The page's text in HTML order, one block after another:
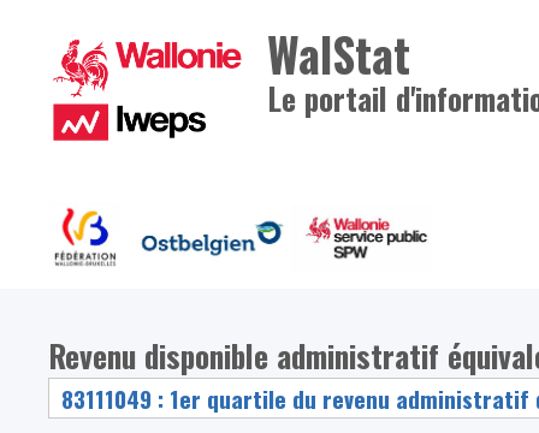
WalStat
Le portail
Revenu disponible administratif